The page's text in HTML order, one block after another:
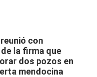
con
la firma que
dos pozos en
mendocina